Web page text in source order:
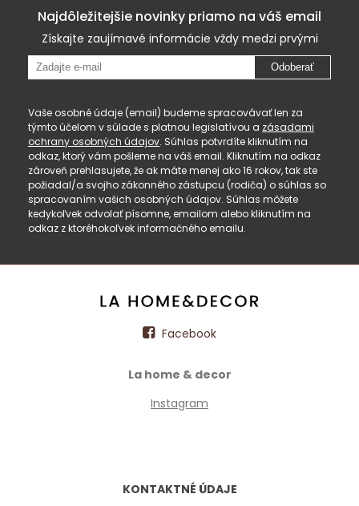
Najdôležitejšie novinky priamo na váš email
Získajte zaujímavé informácie vždy medzi prvými
Odoberať
Vaše osobné údaje (email) budeme spracovávať len za
týmto účelom v súlade s platnou legislatívou a zásadami
ochrany osobných údajov. Súhlas potvrdíte kliknutím na
odkaz, ktorý vám pošleme na váš email. Kliknutím na odkaz
zároveň prehlasujete, že ak máte menej ako 16 rokov, tak ste
požiadal/a svojho zákonného zástupcu (rodiča) o súhlas so
spracovaním vašich osobných údajov. Súhlas môžete
kedykoľvek odvolať písomne, emailom alebo kliknutím na
odkaz z ktoréhokoľvek informačného emailu.
Facebook
La home & decor
Instagram
KONTAKTNÉ ÚDAJE